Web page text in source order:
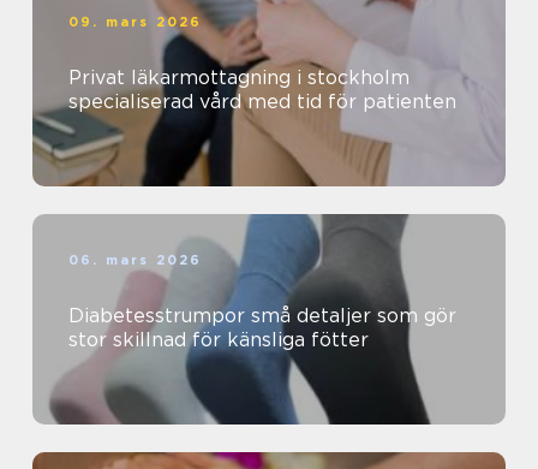
09. mars 2026
Privat läkarmottagning i stockholm
specialiserad vård med tid för patienten
06. mars 2026
Diabetesstrumpor små detaljer som gör
stor skillnad för känsliga fötter